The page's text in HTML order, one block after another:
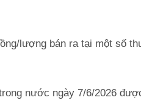
lượng bán ra tại một số
nước ngày 7/6/2026